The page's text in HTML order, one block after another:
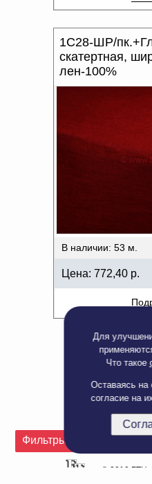
Для
Что такое
Оставаясь на
согласие на
Фильтры
1С28-ШР/
скатертная,
лен-100%
В наличии: 53 м.
Цена: 772,40 р.
© 2019 БТЦ.